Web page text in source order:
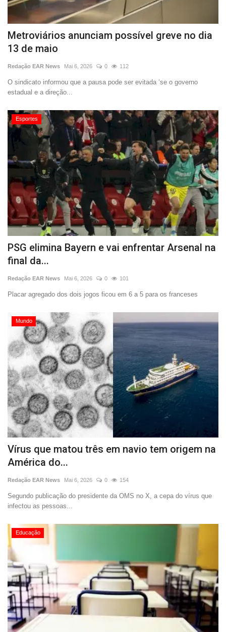
Metroviários anunciam possível greve no dia
13 de maio
Redação EAR News Mai 6, 2026 0 112
O sindicato informou que a pausa pode ser evitada ‘se o governo
estadual e a direção...
Esportes
PSG elimina Bayern e vai enfrentar Arsenal na
final da...
Redação EAR News Mai 6, 2026 0 101
Placar agregado dos dois jogos ficou em 6 a 5 para os franceses
Mundo
Vírus que matou três em navio tem origem na
América do...
Redação EAR News Mai 6, 2026 0 154
Segundo publicação do presidente da OMS no X, a cepa do vírus que
infectou as pessoas...
Educação